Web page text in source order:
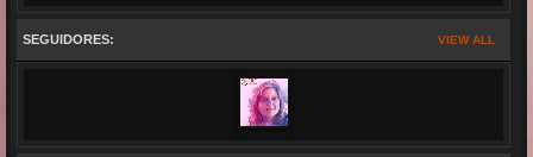
VIEW ALL
SEGUIDORES: